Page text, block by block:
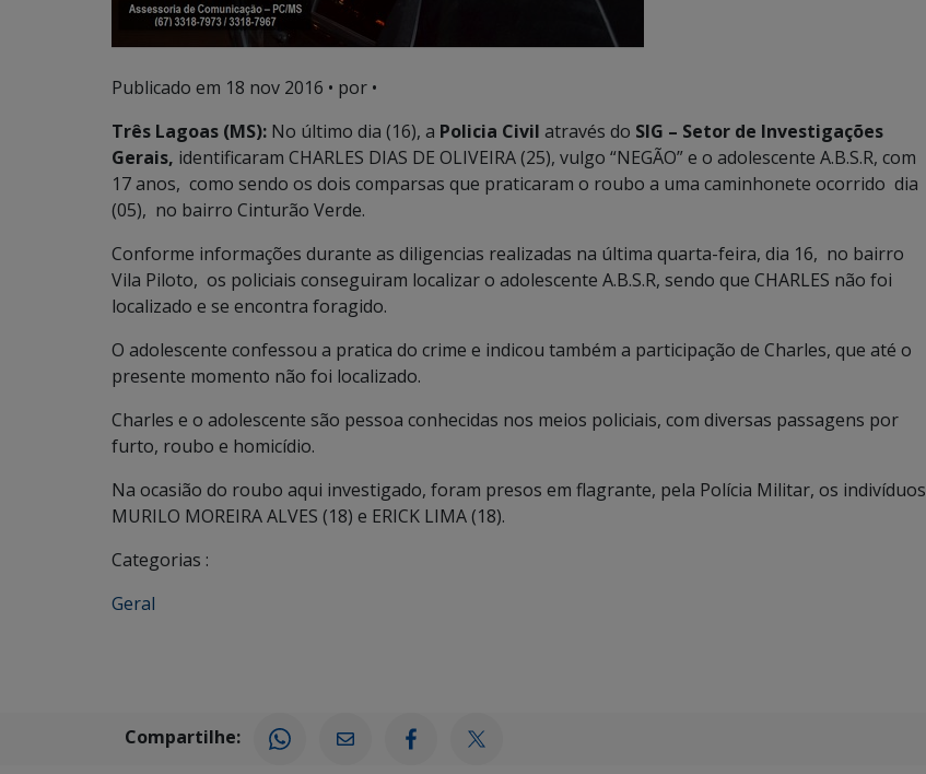
Publicado em 18 nov 2016 • por •
Três Lagoas (MS): No último dia (16), a Policia Civil através do SIG – Setor de Investigações
Gerais, identificaram CHARLES DIAS DE OLIVEIRA (25), vulgo “NEGÃO” e o adolescente A.B.S.R, com
17 anos, como sendo os dois comparsas que praticaram o roubo a uma caminhonete ocorrido dia
(05), no bairro Cinturão Verde.
Conforme informações durante as diligencias realizadas na última quarta-feira, dia 16, no bairro
Vila Piloto, os policiais conseguiram localizar o adolescente A.B.S.R, sendo que CHARLES não foi
localizado e se encontra foragido.
O adolescente confessou a pratica do crime e indicou também a participação de Charles, que até o
presente momento não foi localizado.
Charles e o adolescente são pessoa conhecidas nos meios policiais, com diversas passagens por
furto, roubo e homicídio.
Na ocasião do roubo aqui investigado, foram presos em flagrante, pela Polícia Militar, os indivíduos
MURILO MOREIRA ALVES (18) e ERICK LIMA (18).
Categorias :
Geral
Compartilhe: